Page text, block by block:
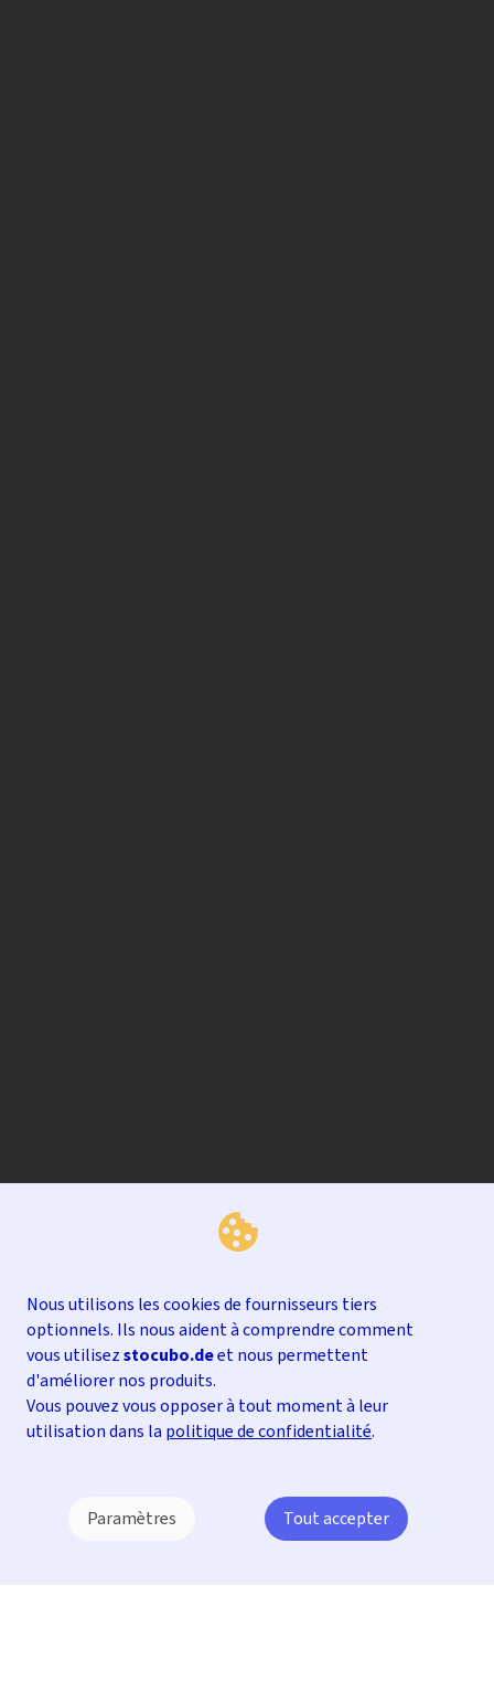
Nous utilisons les cookies de fournisseurs tiers
optionnels. Ils nous aident à comprendre comment
vous utilisezstocubo.deet nous permettent
d'améliorer nos produits.
Vous pouvez vous opposer à tout moment à leur
utilisation dans la politique de confidentialité.
Paramètres Tout accepter